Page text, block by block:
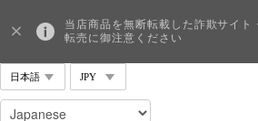
当店商品を無断転載した詐欺サイト
転売に御注意ください